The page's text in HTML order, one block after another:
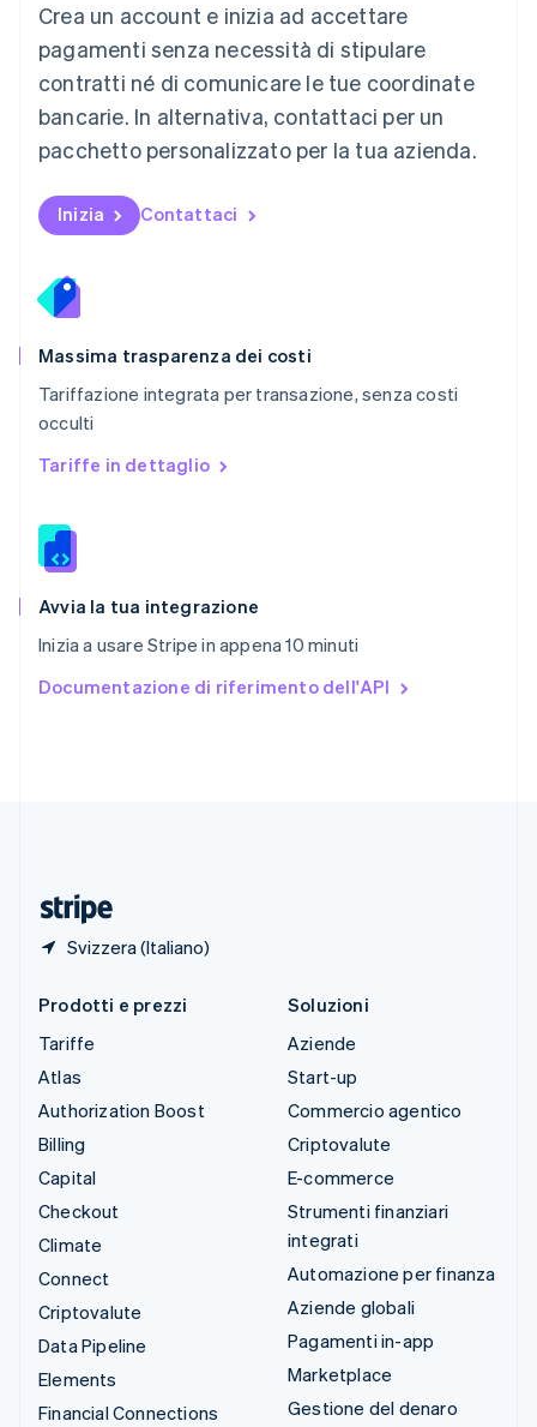
Crea un account e inizia ad accettare
pagamenti senza necessità di stipulare
contratti né di comunicare le tue coordinate
bancarie. In alternativa, contattaci per un
pacchetto personalizzato per la tua azienda.
Inizia Contattaci
Massima trasparenza dei costi
Tariffazione integrata per transazione, senza costi
occulti
Tariffe in dettaglio
Avvia la tua integrazione
Inizia a usare Stripe in appena 10 minuti
Documentazione di riferimento dell'API
Svizzera (Italiano)
EspañolEnglish
Norvegia
English
Nuova Zelanda
English
NederlandsEnglish
English
Portogallo
RAS di Hong Kong, Cina
English
English
English
Romania
English
Slovacchia
Slovenia
English Italiano
EspañolEnglish
English Español 简体中文
Prodotti e prezzi
Tariffe
Atlas
Authorization Boost
Billing
Capital
Checkout
Climate
Connect
Criptovalute
Data Pipeline
Elements
Financial Connections
Soluzioni
Aziende
Start-up
Commercio agentico
Criptovalute
E-commerce
Strumenti finanziari
integrati
Automazione per finanza
Aziende globali
Pagamenti in-app
Marketplace
Gestione del denaro